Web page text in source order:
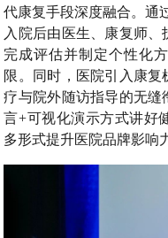
代康复手段深度融合。通
入院后由医生、康复师
完成评估并制定个性化
限。同时，医院引入康
疗与院外随访指导的无
言+可视化演示方式讲好
多形式提升医院品牌影响